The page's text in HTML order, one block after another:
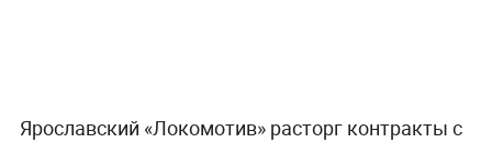
Ярославский «Локомотив» расторг контракты с